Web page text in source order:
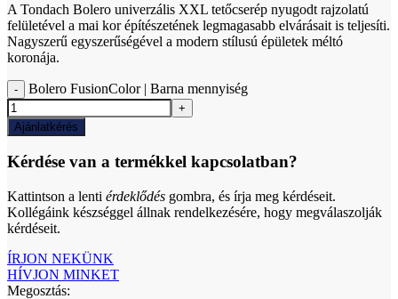
A Tondach Bolero univerzális XXL tetőcserép nyugodt rajzolatú
felületével a mai kor építészetének legmagasabb elvárásait is teljesíti.
Nagyszerű egyszerűségével a modern stílusú épületek méltó
koronája.
Bolero FusionColor | Barna mennyiség
Ajánlatkérés
Kérdése van a termékkel kapcsolatban?
Kattintson a lenti érdeklődés gombra, és írja meg kérdéseit.
Kollégáink készséggel állnak rendelkezésére, hogy megválaszolják
kérdéseit.
ÍRJON NEKÜNK
HÍVJON MINKET
Megosztás: